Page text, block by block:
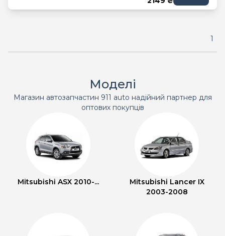
1
Моделі
Магазин автозапчастин 911 auto надійний партнер для
оптових покупців
Mitsubishi ASX 2010-...
Mitsubishi Lancer IX
2003-2008